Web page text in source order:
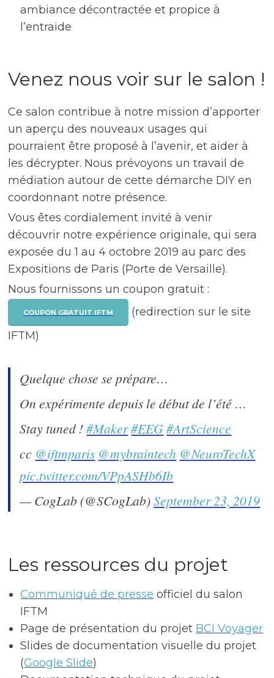
ambiance décontractée et propice à
l’entraide
Venez nous voir sur le salon !
Ce salon contribue à notre mission d’apporter
un aperçu des nouveaux usages qui
pourraient être proposé à l’avenir, et aider à
les décrypter. Nous prévoyons un travail de
médiation autour de cette démarche DIY en
coordonnant notre présence.
Vous êtes cordialement invité à venir
découvrir notre expérience originale, qui sera
exposée du 1 au 4 octobre 2019 au parc des
Expositions de Paris (Porte de Versaille).
Nous fournissons un coupon gratuit :
COUPON GRATUIT IFTM
(redirection sur le site
IFTM)
Quelque chose se prépare…
On expérimente depuis le début de l’été …
Stay tuned !#Maker#EEG#ArtScience
cc @iftmparis @mybraintech @NeuroTechX
pic.twitter.com/VPpASHb6Ib
— CogLab (@SCogLab)September 23, 2019
Les ressources du projet
Communiqué de presse officiel du salon
IFTM
Page de présentation du projet BCI Voyager
Slides de documentation visuelle du projet
(Google Slide)